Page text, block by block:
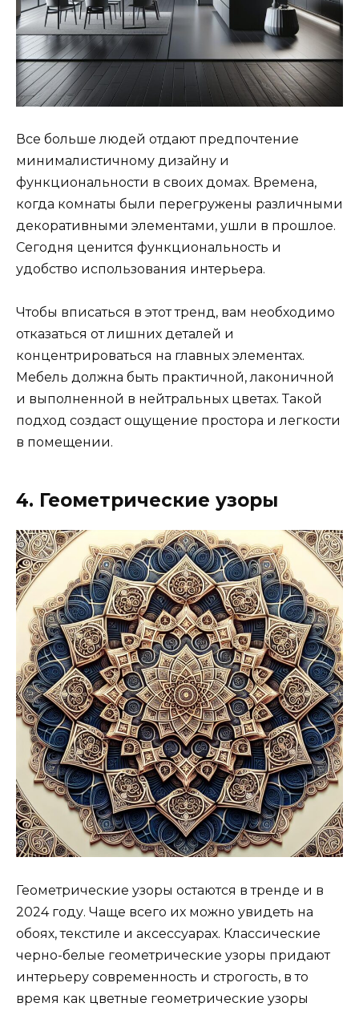
Все больше людей отдают предпочтение
минималистичному дизайну и
функциональности в своих домах. Времена,
когда комнаты были перегружены различными
декоративными элементами, ушли в прошлое.
Сегодня ценится функциональность и
удобство использования интерьера.
Чтобы вписаться в этот тренд, вам необходимо
отказаться от лишних деталей и
концентрироваться на главных элементах.
Мебель должна быть практичной, лаконичной
и выполненной в нейтральных цветах. Такой
подход создаст ощущение простора и легкости
в помещении.
4. Геометрические узоры
Геометрические узоры остаются в тренде и в
2024 году. Чаще всего их можно увидеть на
обоях, текстиле и аксессуарах. Классические
черно-белые геометрические узоры придают
интерьеру современность и строгость, в то
время как цветные геометрические узоры